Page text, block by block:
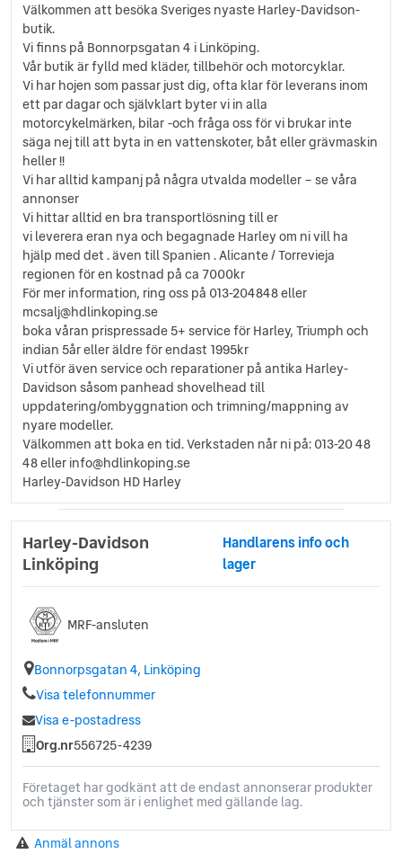
Välkommen att besöka Sveriges nyaste Harley-Davidson-
butik.
Vi finns på Bonnorpsgatan 4 i Linköping.
Vår butik är fylld med kläder, tillbehör och motorcyklar.
Vi har hojen som passar just dig, ofta klar för leverans inom
ett par dagar och självklart byter vi in alla
motorcykelmärken, bilar -och fråga oss för vi brukar inte
säga nej till att byta in en vattenskoter, båt eller grävmaskin
heller !!
Vi har alltid kampanj på några utvalda modeller – se våra
annonser
Vi hittar alltid en bra transportlösning till er
vi leverera eran nya och begagnade Harley om ni vill ha
hjälp med det . även till Spanien . Alicante / Torrevieja
regionen för en kostnad på ca 7000kr
För mer information, ring oss på 013-204848 eller
mcsalj@hdlinkoping.se
boka våran prispressade 5+ service för Harley, Triumph och
indian 5år eller äldre för endast 1995kr
Vi utför även service och reparationer på antika Harley-
Davidson såsom panhead shovelhead till
uppdatering/ombyggnation och trimning/mappning av
nyare modeller.
Välkommen att boka en tid. Verkstaden når ni på: 013-20 48
48 eller info@hdlinkoping.se
Harley-Davidson HD Harley
Harley-Davidson
Linköping
Handlarens info och
lager
MRF-ansluten
Bonnorpsgatan 4, Linköping
Visa telefonnummer
Visa e-postadress
Org.nr556725-4239
Företaget har godkänt att de endast annonserar produkter
och tjänster som är i enlighet med gällande lag.
Anmäl annons